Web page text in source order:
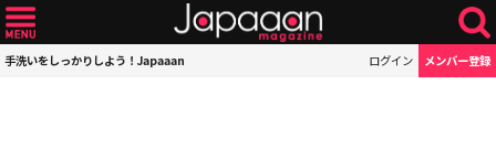
手洗いをしっかりしよう！Japaaan ログイン メンバー登録